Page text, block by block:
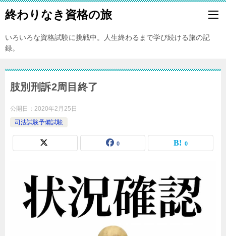
終わりなき資格の旅
いろいろな資格試験に挑戦中。人生終わるまで学び続ける旅の記
録。
肢別刑訴2周目終了
公開日： 2020年2月25日
司法試験予備試験
0 0